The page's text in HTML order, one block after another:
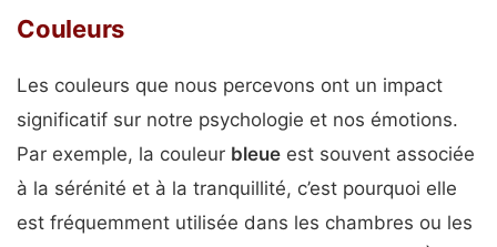
Couleurs
Les couleurs que nous percevons ont un impact
significatif sur notre psychologie et nos émotions.
Par exemple, la couleur bleue est souvent associée
à la sérénité et à la tranquillité, c’est pourquoi elle
est fréquemment utilisée dans les chambres ou les